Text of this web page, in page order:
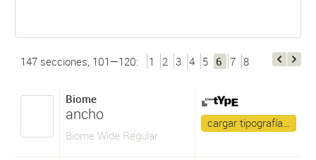
147 secciones, 101—120: 1 2 3 4 5 6 7 8
Biome
ancho
Biome Wide Regular
cargar tipografía…